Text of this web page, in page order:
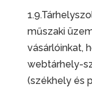
műszaki
vásárlóinkat,
webtárhely-
(székhely és